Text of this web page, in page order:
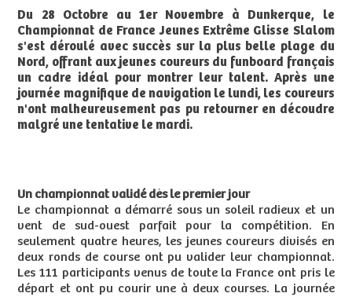
Du 28 Octobre au 1er Novembre à Dunkerque, le
Championnat de France Jeunes Extrême Glisse Slalom
s'est déroulé avec succès sur la plus belle plage du
Nord, offrant aux jeunes coureurs du funboard français
un cadre idéal pour montrer leur talent. Après une
journée magnifique de navigation le lundi, les coureurs
n'ont malheureusement pas pu retourner en découdre
malgré une tentative le mardi.
Un championnat validé dès le premier jour
Le championnat a démarré sous un soleil radieux et un
vent de sud-ouest parfait pour la compétition. En
seulement quatre heures, les jeunes coureurs divisés en
deux ronds de course ont pu valider leur championnat.
Les 111 participants venus de toute la France ont pris le
départ et ont pu courir une à deux courses. La journée